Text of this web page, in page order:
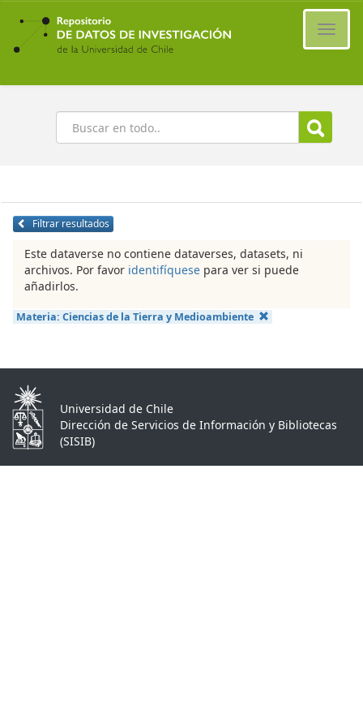
Ir
contenido
principal
Buscar
Filtrar resultados
Este dataverse no contiene dataverses, datasets, ni
archivos. Por favor identifíquese para ver si puede
añadirlos.
Materia: Ciencias de la Tierra y Medioambiente
Universidad de Chile
Dirección de Servicios de Información y Bibliotecas
(SISIB)